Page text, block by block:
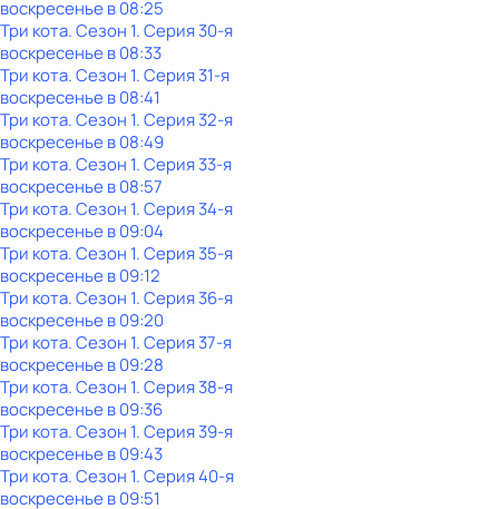
воскресенье в08:25
Три кота. Сезон 1. Серия 30-я
воскресенье в08:33
Три кота. Сезон 1. Серия 31-я
воскресенье в08:41
Три кота. Сезон 1. Серия 32-я
воскресенье в08:49
Три кота. Сезон 1. Серия 33-я
воскресенье в08:57
Три кота. Сезон 1. Серия 34-я
воскресенье в09:04
Три кота. Сезон 1. Серия 35-я
воскресенье в09:12
Три кота. Сезон 1. Серия 36-я
воскресенье в09:20
Три кота. Сезон 1. Серия 37-я
воскресенье в09:28
Три кота. Сезон 1. Серия 38-я
воскресенье в09:36
Три кота. Сезон 1. Серия 39-я
воскресенье в09:43
Три кота. Сезон 1. Серия 40-я
воскресенье в09:51